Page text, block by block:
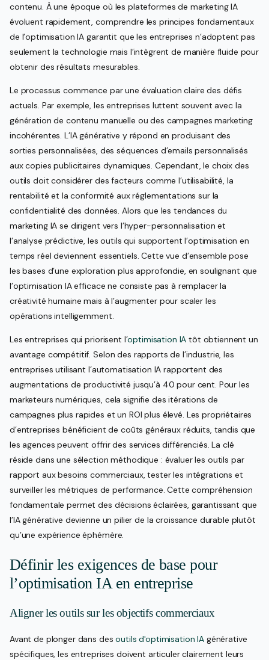
contenu. À une époque où les plateformes de marketing IA
évoluent rapidement, comprendre les principes fondamentaux
de l’optimisation IA garantit que les entreprises n’adoptent pas
seulement la technologie mais l’intègrent de manière fluide pour
obtenir des résultats mesurables.
Le processus commence par une évaluation claire des défis
actuels. Par exemple, les entreprises luttent souvent avec la
génération de contenu manuelle ou des campagnes marketing
incohérentes. L’IA générative y répond en produisant des
sorties personnalisées, des séquences d’emails personnalisés
aux copies publicitaires dynamiques. Cependant, le choix des
outils doit considérer des facteurs comme l’utilisabilité, la
rentabilité et la conformité aux réglementations sur la
confidentialité des données. Alors que les tendances du
marketing IA se dirigent vers l’hyper-personnalisation et
l’analyse prédictive, les outils qui supportent l’optimisation en
temps réel deviennent essentiels. Cette vue d’ensemble pose
les bases d’une exploration plus approfondie, en soulignant que
l’optimisation IA efficace ne consiste pas à remplacer la
créativité humaine mais à l’augmenter pour scaler les
opérations intelligemment.
Les entreprises qui priorisent l’optimisation IA tôt obtiennent un
avantage compétitif. Selon des rapports de l’industrie, les
entreprises utilisant l’automatisation IA rapportent des
augmentations de productivité jusqu’à 40 pour cent. Pour les
marketeurs numériques, cela signifie des itérations de
campagnes plus rapides et un ROI plus élevé. Les propriétaires
d’entreprises bénéficient de coûts généraux réduits, tandis que
les agences peuvent offrir des services différenciés. La clé
réside dans une sélection méthodique : évaluer les outils par
rapport aux besoins commerciaux, tester les intégrations et
surveiller les métriques de performance. Cette compréhension
fondamentale permet des décisions éclairées, garantissant que
l’IA générative devienne un pilier de la croissance durable plutôt
qu’une expérience éphémère.
Définir les exigences de base pour
l’optimisation IA en entreprise
Aligner les outils sur les objectifs commerciaux
Avant de plonger dans desoutils d'optimisation IA générative
spécifiques, les entreprises doivent articuler clairement leurs